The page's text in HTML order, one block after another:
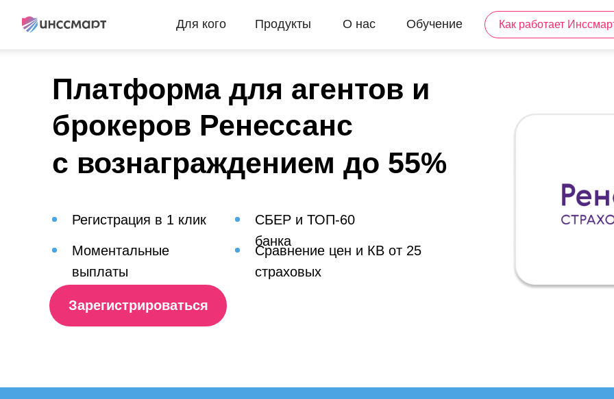
Как работает
Для кого Продукты О нас Обучение
Платформа для агентов и
брокеров Ренессанс
Регистрация в 1 клик
Моментальные
выплаты
СБЕР и ТОП-60
банка
Сравнение цен и КВ от 25
страховых
с вознаграждением до 55%
Зарегистрироваться